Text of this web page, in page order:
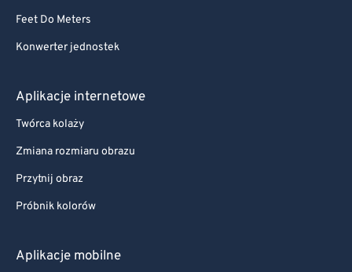
Feet Do Meters
Konwerter jednostek
Aplikacje internetowe
Twórca kolaży
Zmiana rozmiaru obrazu
Przytnij obraz
Próbnik kolorów
Aplikacje mobilne